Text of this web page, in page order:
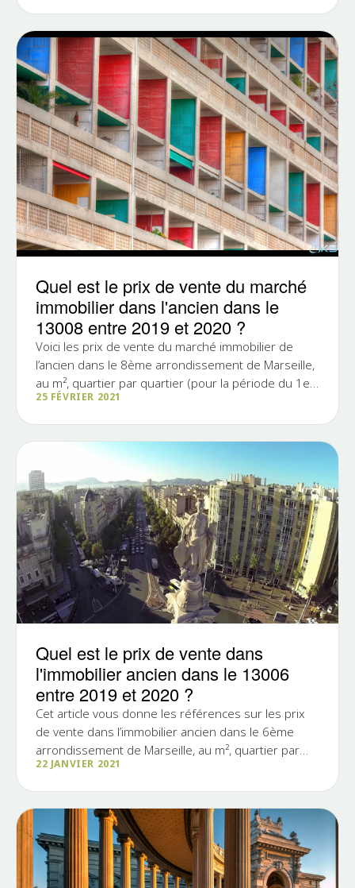
Quel est le prix de vente du marché
immobilier dans l'ancien dans le
13008 entre 2019 et 2020 ?
Voici les prix de vente du marché immobilier de
l’ancien dans le 8ème arrondissement de Marseille,
au m², quartier par quartier (pour la période du 1er
octobre...
25 FÉVRIER 2021
Quel est le prix de vente dans
l'immobilier ancien dans le 13006
entre 2019 et 2020 ?
Cet article vous donne les références sur les prix
de vente dans l’immobilier ancien dans le 6ème
arrondissement de Marseille, au m², quartier par
quartier...
22 JANVIER 2021